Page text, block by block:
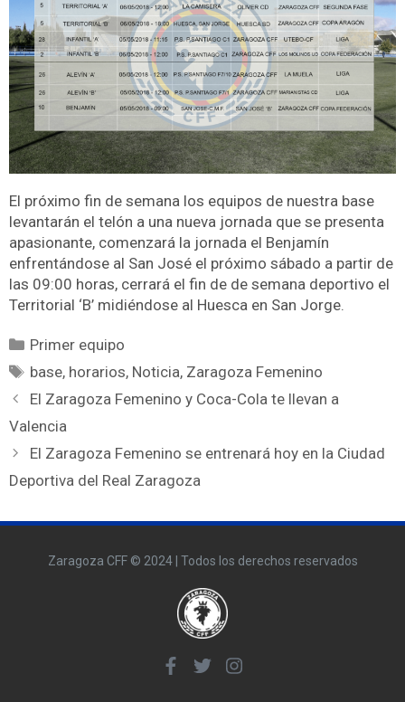
El próximo fin de semana los equipos de nuestra base
levantarán el telón a una nueva jornada que se presenta
apasionante, comenzará la jornada el Benjamín
enfrentándose al San José el próximo sábado a partir de
las 09:00 horas, cerrará el fin de de semana deportivo el
Territorial ‘B’ midiéndose al Huesca en San Jorge.
Primer equipo
base, horarios, Noticia, Zaragoza Femenino
El Zaragoza Femenino y Coca-Cola te llevan a
Valencia
El Zaragoza Femenino se entrenará hoy en la Ciudad
Deportiva del Real Zaragoza
Zaragoza CFF © 2024 | Todos los derechos reservados